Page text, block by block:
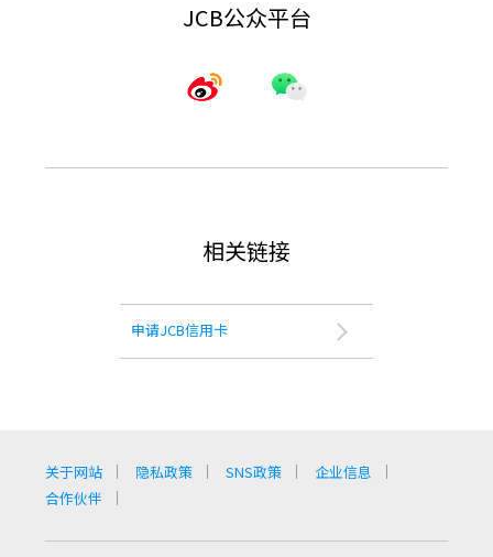
JCB公众平台
相关链接
申请JCB信用卡
关于网站 隐私政策 SNS政策
企业信息
合作伙伴